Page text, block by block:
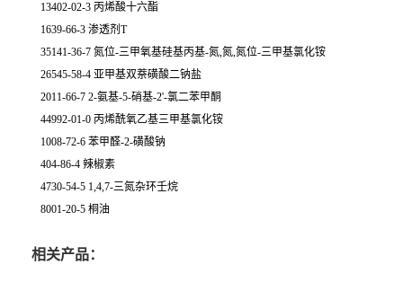
13402-02-3 丙烯酸十六酯
1639-66-3 渗透剂T
35141-36-7 氮位-三甲氧基硅基丙基-氮,氮,氮位-三甲基氯化铵
26545-58-4 亚甲基双萘磺酸二钠盐
2011-66-7 2-氨基-5-硝基-2'-氯二苯甲酮
44992-01-0 丙烯酰氧乙基三甲基氯化铵
1008-72-6 苯甲醛-2-磺酸钠
404-86-4 辣椒素
4730-54-5 1,4,7-三氮杂环壬烷
8001-20-5 桐油
相关产品：